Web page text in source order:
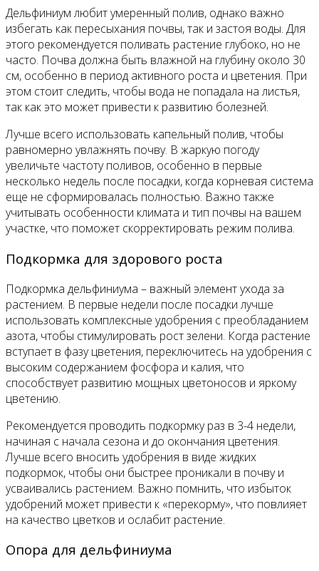
Дельфиниум любит умеренный полив, однако важно
избегать как пересыхания почвы, так и застоя воды. Для
этого рекомендуется поливать растение глубоко, но не
часто. Почва должна быть влажной на глубину около 30
см, особенно в период активного роста и цветения. При
этом стоит следить, чтобы вода не попадала на листья,
так как это может привести к развитию болезней.
Лучше всего использовать капельный полив, чтобы
равномерно увлажнять почву. В жаркую погоду
увеличьте частоту поливов, особенно в первые
несколько недель после посадки, когда корневая система
еще не сформировалась полностью. Важно также
учитывать особенности климата и тип почвы на вашем
участке, что поможет скорректировать режим полива.
Подкормка для здорового роста
Подкормка дельфиниума – важный элемент ухода за
растением. В первые недели после посадки лучше
использовать комплексные удобрения с преобладанием
азота, чтобы стимулировать рост зелени. Когда растение
вступает в фазу цветения, переключитесь на удобрения с
высоким содержанием фосфора и калия, что
способствует развитию мощных цветоносов и яркому
цветению.
Рекомендуется проводить подкормку раз в 3-4 недели,
начиная с начала сезона и до окончания цветения.
Лучше всего вносить удобрения в виде жидких
подкормок, чтобы они быстрее проникали в почву и
усваивались растением. Важно помнить, что избыток
удобрений может привести к «перекорму», что повлияет
на качество цветков и ослабит растение.
Опора для дельфиниума